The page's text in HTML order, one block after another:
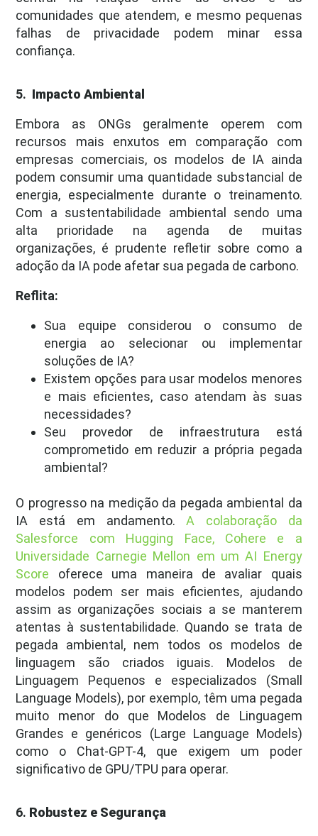
comunidades que atendem, e mesmo pequenas
falhas de privacidade podem minar essa
confiança.
5. Impacto Ambiental
Embora as ONGs geralmente operem com
recursos mais enxutos em comparação com
empresas comerciais, os modelos de IA ainda
podem consumir uma quantidade substancial de
energia, especialmente durante o treinamento.
Com a sustentabilidade ambiental sendo uma
alta prioridade na agenda de muitas
organizações, é prudente refletir sobre como a
adoção da IA pode afetar sua pegada de carbono.
Reflita:
Sua equipe considerou o consumo de
energia ao selecionar ou implementar
soluções de IA?
Existem opções para usar modelos menores
e mais eficientes, caso atendam às suas
necessidades?
Seu provedor de infraestrutura está
comprometido em reduzir a própria pegada
ambiental?
O progresso na medição da pegada ambiental da
IA está em andamento.A colaboração da
Salesforce com Hugging Face, Cohere e a
Universidade Carnegie Mellon em um AI Energy
Score oferece uma maneira de avaliar quais
modelos podem ser mais eficientes, ajudando
assim as organizações sociais a se manterem
atentas à sustentabilidade. Quando se trata de
pegada ambiental, nem todos os modelos de
linguagem são criados iguais. Modelos de
Linguagem Pequenos e especializados (Small
Language Models), por exemplo, têm uma pegada
muito menor do que Modelos de Linguagem
Grandes e genéricos (Large Language Models)
como o Chat-GPT-4, que exigem um poder
significativo de GPU/TPU para operar.
6. Robustez e Segurança